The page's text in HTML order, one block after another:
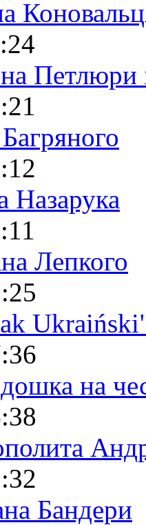
Петлюри
Назарука
Лепкого
на
Бандери